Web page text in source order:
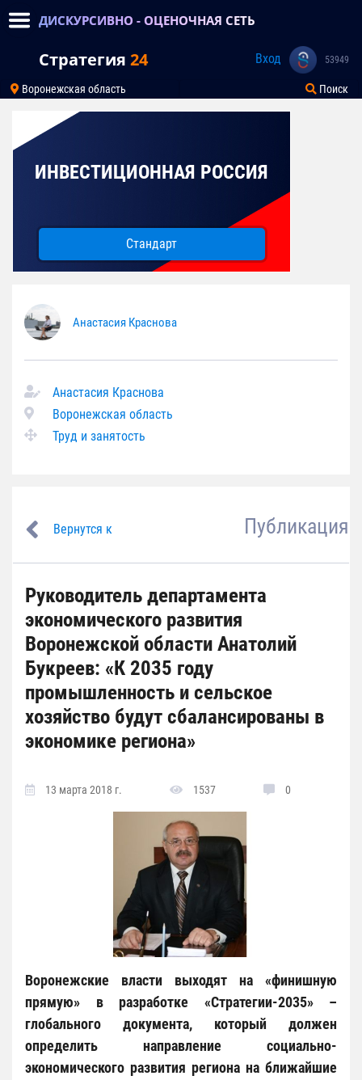
ДИСКУРСИВНО - ОЦЕНОЧНАЯ СЕТЬ
Стратегия 24 Вход 53949
Воронежская область Поиск
ИНВЕСТИЦИОННАЯ РОССИЯ
Стандарт
Анастасия Краснова
Анастасия Краснова
Воронежская область
Труд и занятость
Вернутся к Публикация
Руководитель департамента
экономического развития
Воронежской области Анатолий
Букреев: «К 2035 году
промышленность и сельское
хозяйство будут сбалансированы в
экономике региона»
13 марта 2018 г. 1537 0
Воронежские власти выходят на «финишную
прямую» в разработке «Стратегии-2035» –
глобального документа, который должен
определить направление социально-
экономического развития региона на ближайшие